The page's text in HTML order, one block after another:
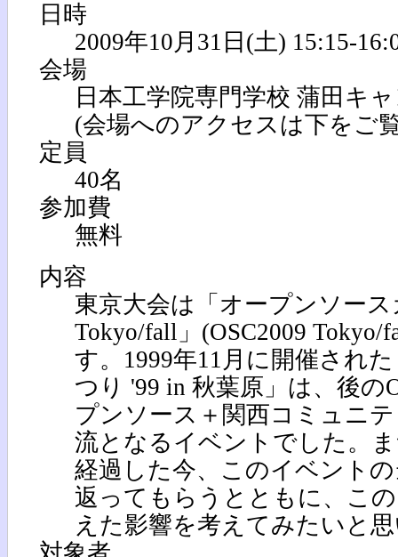
日時
2009年10月31日(土) 15:15-
会場
日本工学院専門学校 蒲田キ
(会場へのアクセスは下をご
定員
40名
参加費
無料
内容
東京大会は「オープンソー
Tokyo/fall」(OSC2009
す。1999年11月に開催され
つり '99 in 秋葉原」は、後の
プンソース＋関西コミュニ
流となるイベントでした。
経過した今、このイベント
返ってもらうとともに、こ
えた影響を考えてみたいと